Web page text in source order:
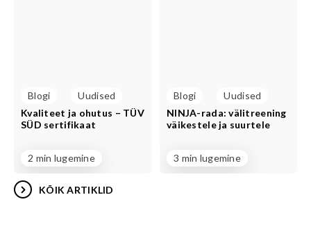
Blogi
Uudised
Kvaliteet ja ohutus – TÜV
SÜD sertifikaat
2 min lugemine
Blogi
Uudised
NINJA-rada: välitreening
väikestele ja suurtele
3 min lugemine
KÕIK ARTIKLID